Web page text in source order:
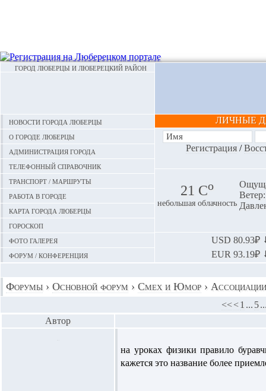
ГОРОД ЛЮБЕРЦЫ И ЛЮБЕРЕЦКИЙ РАЙОН
Новости города Люберцы
О городе Люберцы
Администрация города
Телефонный справочник
Транспорт / маршруты
Работа в городе
Карта города Люберцы
Гороскоп
Фото галерея
Форум / конференция
ЛИЧНЫЕ
Регистрация/
21 Сo
небольшая облачность
USD 80.93₽
EUR 93.19₽
Форумы › Основной форум › Смех и Юмор › Ассоциации
<<<1 ... 5
Автор
на уроках физики правило
кажется это название более